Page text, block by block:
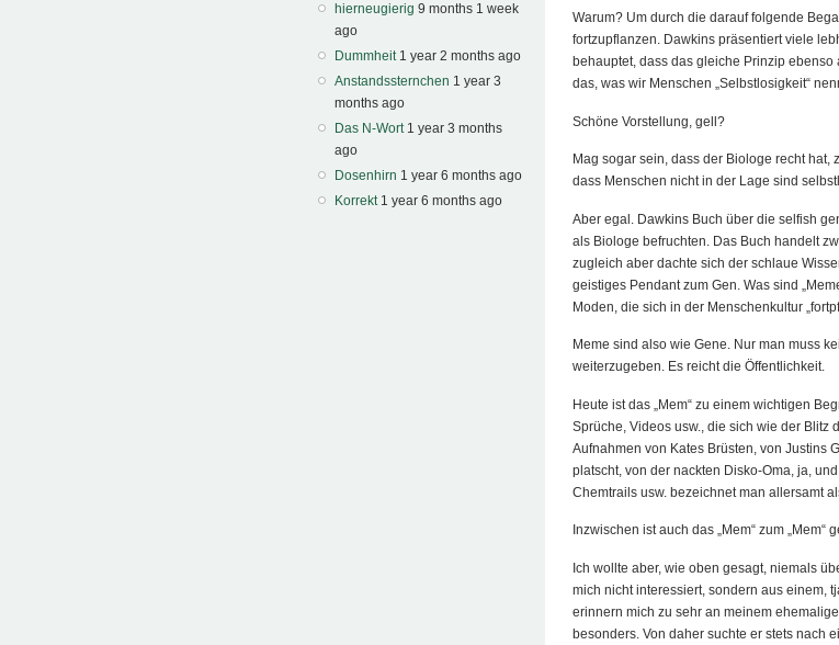
hierneugierig 9 months 1 week
ago
Dummheit 1 year 2 months ago
Anstandssternchen 1 year 3
months ago
Das N-Wort 1 year 3 months
ago
Dosenhirn 1 year 6 months ago
Korrekt 1 year 6 months ago
Warum? Um durch die darauf folgende
fortzupflanzen. Dawkins präsentiert viele
behauptet, dass das gleiche Prinzip
das, was wir Menschen „Selbstlosigkeit“
Schöne Vorstellung, gell?
Mag sogar sein, dass der Biologe recht
dass Menschen nicht in der Lage sind
Aber egal. Dawkins Buch über die selfish
als Biologe befruchten. Das Buch handelt
zugleich aber dachte sich der schlaue
geistiges Pendant zum Gen. Was sind
Moden, die sich in der Menschenkultur
Meme sind also wie Gene. Nur man muss
weiterzugeben. Es reicht die Öffentlichkeit.
Heute ist das „Mem“ zu einem wichtigen
Sprüche, Videos usw., die sich wie der Blitz
Aufnahmen von Kates Brüsten, von Justins
platscht, von der nackten Disko-Oma, ja,
Chemtrails usw. bezeichnet man allersamt
Inzwischen ist auch das „Mem“ zum „Mem“
Ich wollte aber, wie oben gesagt, niemals
mich nicht interessiert, sondern aus einem,
erinnern mich zu sehr an meinem
besonders. Von daher suchte er stets nach